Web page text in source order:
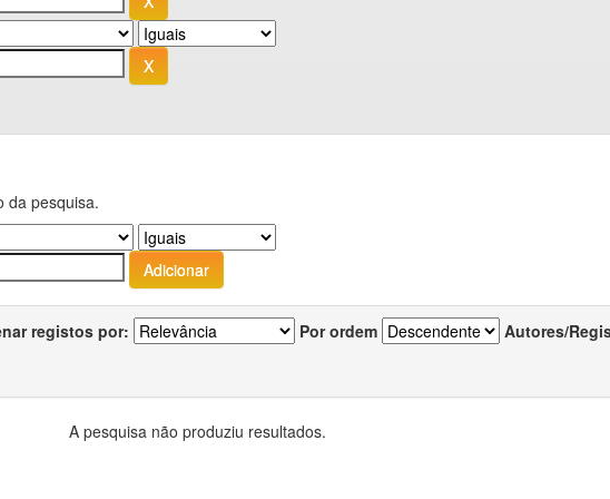
da pesquisa.
registos por: Por ordem Autores/
A pesquisa não produziu resultados.